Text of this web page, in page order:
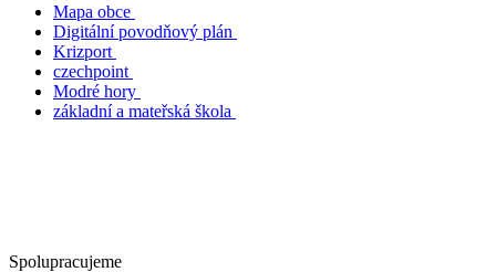
Mapa obce
Digitální povodňový plán
Krizport
czechpoint
Modré hory
základní a mateřská škola
Spolupracujeme